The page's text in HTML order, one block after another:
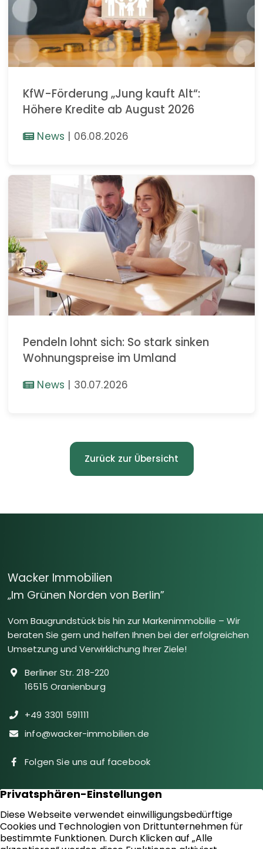
KfW-Förderung „Jung kauft Alt“:
Höhere Kredite ab August 2026
News | 06.08.2026
Pendeln lohnt sich: So stark sinken
Wohnungspreise im Umland
News | 30.07.2026
Zurück zur Übersicht
Wacker Immobilien
„Im Grünen Norden von Berlin”
Vom Baugrundstück bis hin zur Markenimmobilie – Wir
beraten Sie gern und helfen Ihnen bei der erfolgreichen
Umsetzung und Verwirklichung Ihrer Ziele!
Berliner Str. 218-220
16515 Oranienburg
+49 3301 591111
info@wacker-immobilien.de
Folgen Sie uns auf facebook
Immobilien
Downloads
Diensteistungen
Aktuelles
Sie suchen
Kontakt